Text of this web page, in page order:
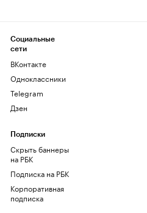
Социальные
сети
ВКонтакте
Одноклассники
Telegram
Дзен
Подписки
Скрыть баннеры
на РБК
Подписка на РБК
Корпоративная
подписка